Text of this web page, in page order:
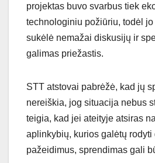
projektas buvo svarbus tiek
technologiniu požiūriu, todėl
sukėlė nemažai diskusijų ir
galimas priežastis.
STT atstovai pabrėžė, kad jų
nereiškia, jog situacija nebus
teigia, kad jei ateityje atsiras
aplinkybių, kurios galėtų rodyti
pažeidimus, sprendimas gali